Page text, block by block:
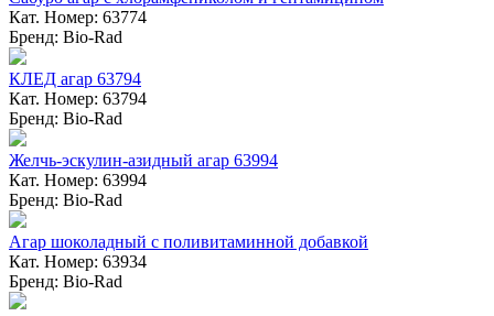
Кат. Номер: 63774
Бренд: Bio-Rad
КЛЕД агар 63794
Кат. Номер: 63794
Бренд: Bio-Rad
Желчь-эскулин-азидный агар 63994
Кат. Номер: 63994
Бренд: Bio-Rad
Агар шоколадный с поливитаминной добавкой
Кат. Номер: 63934
Бренд: Bio-Rad